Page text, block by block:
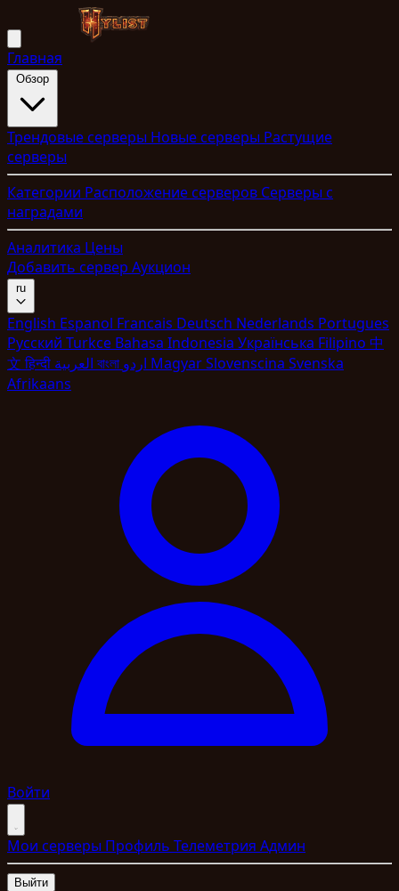
Главная
Трендовые серверы Новые серверы Растущие
серверы
Категории Расположение серверов Серверы с
наградами
Аналитика Цены
Добавить сервер Аукцион
ru
English Espanol Francais Deutsch Nederlands Portugues
Pyccкий Turkce Bahasa Indonesia Укpaїнcькa Filipino 中
文हिन्दी বাংলা MagyarSlovenscina Svenska
Afrikaans
Войти
Мои серверы Профиль Телеметрия Админ
Выйти